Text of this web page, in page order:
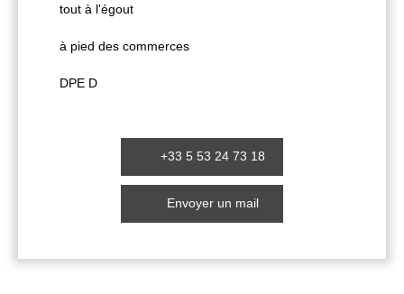
tout à l'égout
à pied des commerces
DPE D
+33 5 53 24 73 18
Envoyer un mail